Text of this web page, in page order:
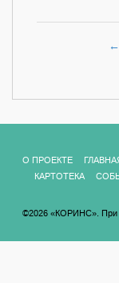
←
О ПРОЕКТЕ
КАРТОТЕКА
©2026 «КОРИНС». При